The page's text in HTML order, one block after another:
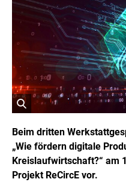
f
n
e
t
Beim dritten
„Wie fördern digitale
Kreislaufwirtschaft?“ am
Projekt ReCircE vor.